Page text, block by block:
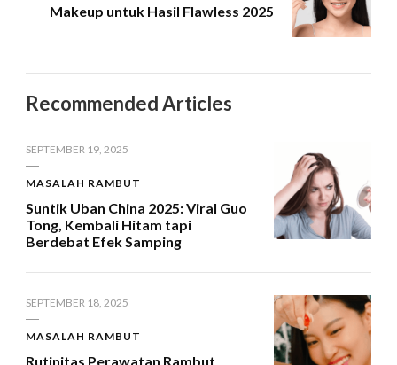
Makeup untuk Hasil Flawless 2025
Recommended Articles
SEPTEMBER 19, 2025
MASALAH RAMBUT
Suntik Uban China 2025: Viral Guo
Tong, Kembali Hitam tapi
Berdebat Efek Samping
SEPTEMBER 18, 2025
MASALAH RAMBUT
Rutinitas Perawatan Rambut